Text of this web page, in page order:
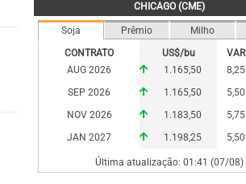
CHICAGO (CME)
Soja Prêmio Milho
CONTRATO
US$/bu
VAR
AUG 2026
1.165,50
8,25
SEP 2026
1.165,50
5,50
NOV 2026
1.183,50
5,75
JAN 2027
1.198,25 5,50
Última atualização: 01:41 (07/08)